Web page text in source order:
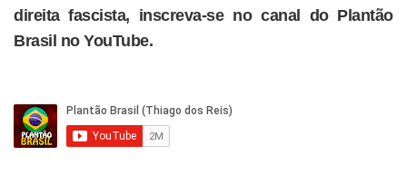
direita fascista, inscreva-se no canal do Plantão
Brasil no YouTube.